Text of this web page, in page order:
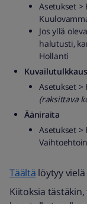
Asetukset >
Jos yllä
halutusti,
Hollanti
Kuvailutulkkaus
Asetukset
(raksittava
Ääniraita
Asetukset
Täältä löytyy vielä
Kiitoksia